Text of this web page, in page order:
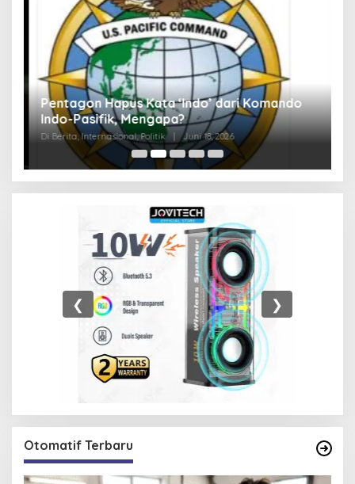
Pentagon Hapus Kata ‘Indo’ dari Komando
Indo-Pasifik, Mengapa?
Di Berita, Internasional, Politik Juni 18, 2026
❮ ❯
Otomatif Terbaru